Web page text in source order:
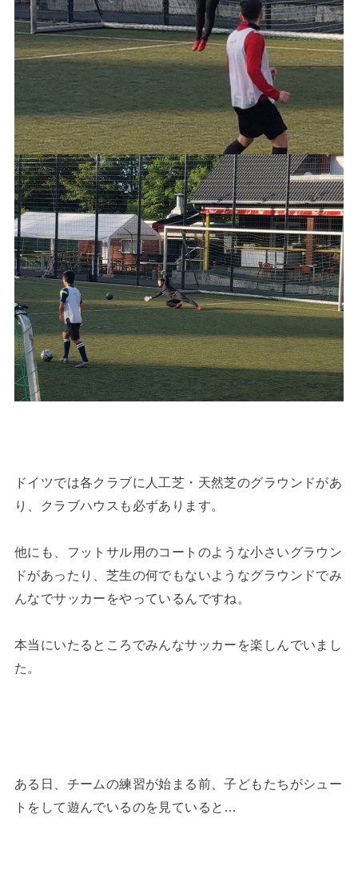
ドイツでは各クラブに人工芝・天然芝のグラウンドがあ
り、クラブハウスも必ずあります。
他にも、フットサル用のコートのような小さいグラウン
ドがあったり、芝生の何でもないようなグラウンドでみ
んなでサッカーをやっているんですね。
本当にいたるところでみんなサッカーを楽しんでいまし
た。
ある日、チームの練習が始まる前、子どもたちがシュー
トをして遊んでいるのを見ていると…